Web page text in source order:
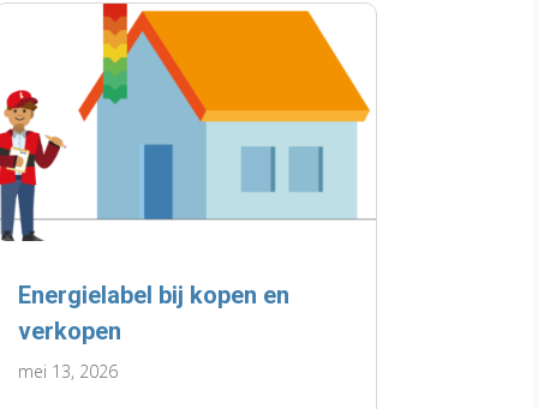
Energielabel bij kopen en
verkopen
mei 13, 2026